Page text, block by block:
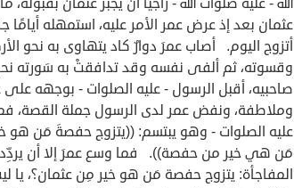
عثمان بعد إذ عرض عمر الأمر عليه، استمهله أيامًا
أتزوج اليوم. أصاب عمرَ دوارٌ كاد يتهاوى به نحو
وقسوته، ثم ألفى نفسه وقد تدافقتْ به سَورته
صاحبيه، أقبل الرسول - عليه الصلوات - بوجهه
وملاطفة، ونفض عمر لدى الرسول جملة القصة،
عليه الصلوات - وهو يبتسم: ((يتزوج حفصةَ مَن هو
مَن هي خير من حفصة)). فما وسع عمرَ إلا أن يردِّد
المفاجأة: يتزوج حفصة مَن هو خير مِن عثمان؟، يا